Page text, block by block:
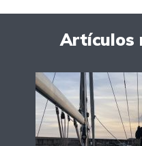
Artículos